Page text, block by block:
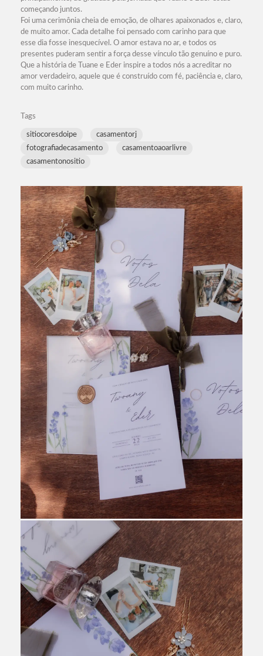
começando juntos.
Foi uma cerimônia cheia de emoção, de olhares apaixonados e, claro,
de muito amor. Cada detalhe foi pensado com carinho para que
esse dia fosse inesquecível. O amor estava no ar, e todos os
presentes puderam sentir a força desse vínculo tão genuíno e puro.
Que a história de Tuane e Eder inspire a todos nós a acreditar no
amor verdadeiro, aquele que é construído com fé, paciência e, claro,
com muito carinho.
Tags
sitiocoresdoipe
casamentorj
fotografiadecasamento
casamentoaoarlivre
casamentonositio